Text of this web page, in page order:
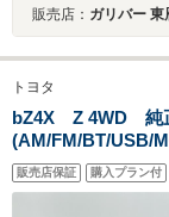
販売店： ガリバー 東
トヨタ
bZ4X Z 4WD 純
(AM/FM/BT/USB/
ラフルセグTV4WD
ーターエアシート(
販売店保証 購入プラン付